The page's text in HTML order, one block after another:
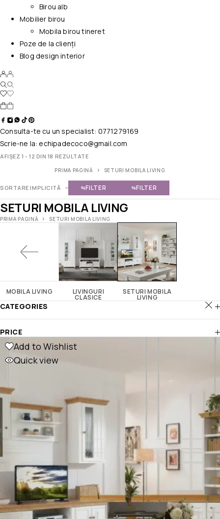
Birou alb
Mobilier birou
Mobila birou tineret
Poze de la clienți
Blog design interior
Consulta-te cu un specialist: 0771279169
Scrie-ne la:echipadecoco@gmail.com
AFIȘEZ 1 - 12 DIN 18 REZULTATE
PRIMA PAGINĂ SETURI MOBILA LIVING
SORTARE IMPLICITĂ FILTER FILTER
SETURI MOBILA LIVING
PRIMA PAGINĂ SETURI MOBILA LIVING
MOBILA LIVING LIVINGURI
CLASICE
SETURI MOBILA
LIVING
CATEGORIES
PRICE
Add to Wishlist
Quick view